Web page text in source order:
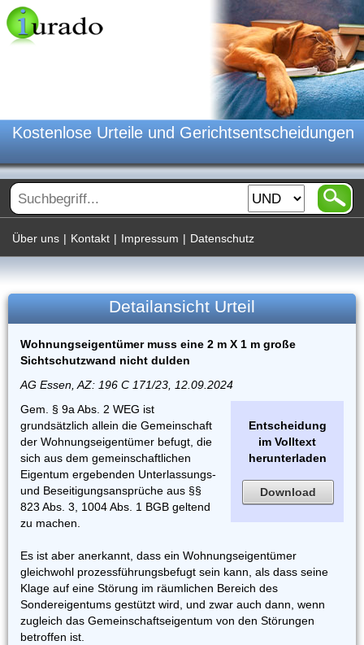
Kostenlose Urteile und Gerichtsentscheidungen
Über uns | Kontakt | Impressum | Datenschutz
Detailansicht Urteil
Wohnungseigentümer muss eine 2 m X 1 m große
Sichtschutzwand nicht dulden
AG Essen, AZ: 196 C 171/23, 12.09.2024
Entscheidung
im Volltext
herunterladen
Download
Gem. § 9a Abs. 2 WEG ist
grundsätzlich allein die Gemeinschaft
der Wohnungseigentümer befugt, die
sich aus dem gemeinschaftlichen
Eigentum ergebenden Unterlassungs-
und Beseitigungsansprüche aus §§
823 Abs. 3, 1004 Abs. 1 BGB geltend
zu machen.
Es ist aber anerkannt, dass ein Wohnungseigentümer
gleichwohl prozessführungsbefugt sein kann, als dass seine
Klage auf eine Störung im räumlichen Bereich des
Sondereigentums gestützt wird, und zwar auch dann, wenn
zugleich das Gemeinschaftseigentum von den Störungen
betroffen ist.